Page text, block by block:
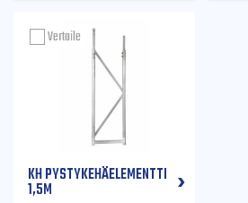
KH PYSTYKEHÄELEMENTTI
1,5M
Vertaile